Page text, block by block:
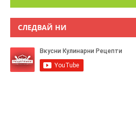
СЛЕДВАЙ НИ